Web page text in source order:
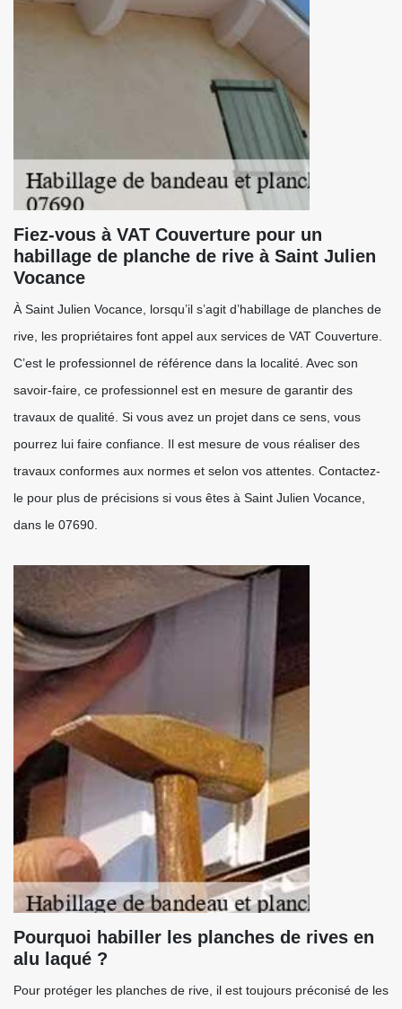
Fiez-vous à VAT Couverture pour un
habillage de planche de rive à Saint Julien
Vocance
À Saint Julien Vocance, lorsqu’il s’agit d’habillage de planches de
rive, les propriétaires font appel aux services de VAT Couverture.
C’est le professionnel de référence dans la localité. Avec son
savoir-faire, ce professionnel est en mesure de garantir des
travaux de qualité. Si vous avez un projet dans ce sens, vous
pourrez lui faire confiance. Il est mesure de vous réaliser des
travaux conformes aux normes et selon vos attentes. Contactez-
le pour plus de précisions si vous êtes à Saint Julien Vocance,
dans le 07690.
Pourquoi habiller les planches de rives en
alu laqué ?
Pour protéger les planches de rive, il est toujours préconisé de les